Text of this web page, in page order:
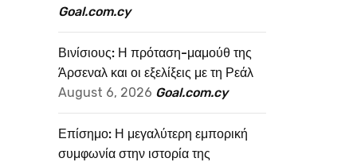
Goal.com.cy
Βινίσιους: Η πρόταση-μαμούθ της
Άρσεναλ και οι εξελίξεις με τη Ρεάλ
August 6, 2026 Goal.com.cy
Επίσημο: Η μεγαλύτερη εμπορική
συμφωνία στην ιστορία της